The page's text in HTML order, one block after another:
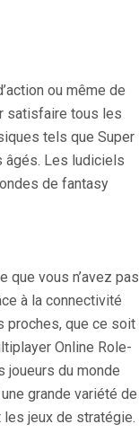
ou même de
satisfaire tous les
tels que Super
âgés. Les ludiciels
de fantasy
que vous n’avez pas
à la connectivité
proches, que ce soit
Online Role-
joueurs du monde
grande variété de
les jeux de stratégie.